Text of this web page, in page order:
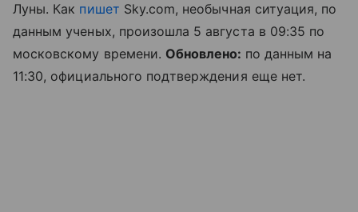
Луны. Как пишет Sky.com, необычная ситуация, по
данным ученых, произошла 5 августа в 09:35 по
московскому времени. Обновлено: по данным на
11:30, официального подтверждения еще нет.